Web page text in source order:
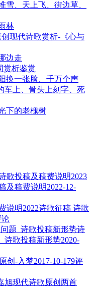
雪、天上飞、街边草、
林
现代诗歌赏析-《心与
边走
赏析鉴赏
换一张脸、千万个声
车上、骨头上刻字、死
下的老槐树
2023
及稿费说明2022-12-
2022诗歌征稿 诗歌
论
诗
诗歌投稿新形势2020-
创-入梦2017-10-179评
旭现代诗歌原创两首